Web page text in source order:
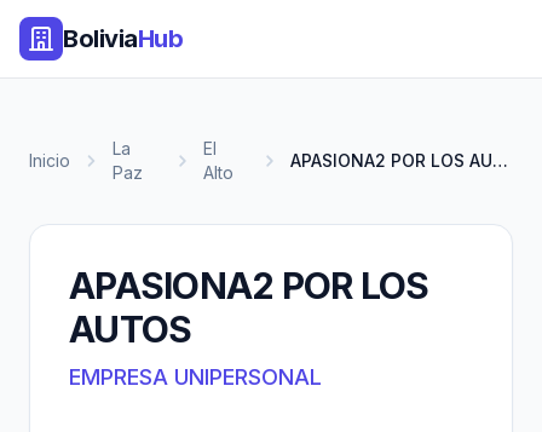
BoliviaHub
Inicio
La
Paz
El
Alto
APASIONA2 POR LOS AUTOS
APASIONA2 POR LOS
AUTOS
EMPRESA UNIPERSONAL